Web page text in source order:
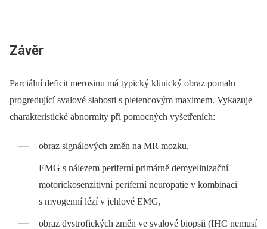
Závěr
Parciální deficit merosinu má typický klinický obraz pomalu
progredující svalové slabosti s pletencovým maximem. Vykazuje
charakteristické abnormity při pomocných vyšetřeních:
obraz signálových změn na MR mozku,
EMG s nálezem periferní primárně demyelinizační
motorickosenzitivní periferní neuropatie v kombinaci
s myogenní lézí v jehlové EMG,
obraz dystrofických změn ve svalové biopsii (IHC nemusí